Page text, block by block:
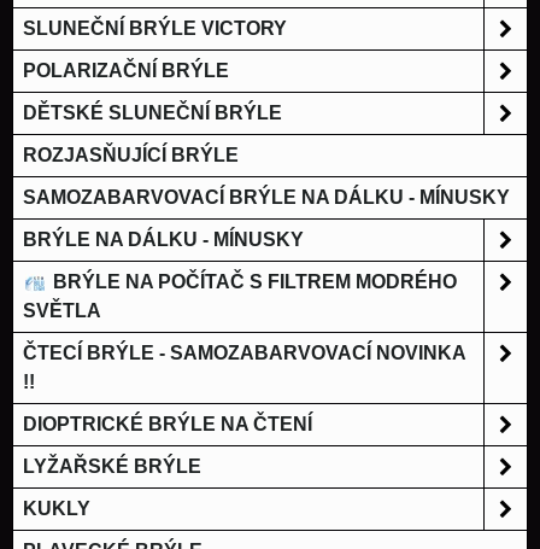
SLUNEČNÍ BRÝLE VICTORY
POLARIZAČNÍ BRÝLE
DĚTSKÉ SLUNEČNÍ BRÝLE
ROZJASŇUJÍCÍ BRÝLE
SAMOZABARVOVACÍ BRÝLE NA DÁLKU - MÍNUSKY
BRÝLE NA DÁLKU - MÍNUSKY
BRÝLE NA POČÍTAČ S FILTREM MODRÉHO
SVĚTLA
ČTECÍ BRÝLE - SAMOZABARVOVACÍ NOVINKA
!!
DIOPTRICKÉ BRÝLE NA ČTENÍ
LYŽAŘSKÉ BRÝLE
KUKLY